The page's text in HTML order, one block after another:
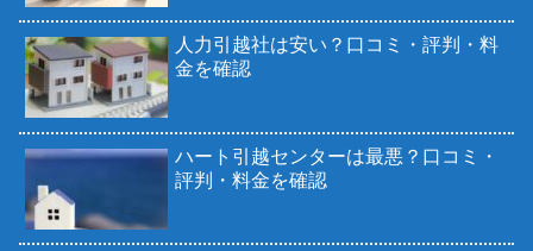
人力引越社は安い？口コミ・評判・料
金を確認
ハート引越センターは最悪？口コミ・
評判・料金を確認